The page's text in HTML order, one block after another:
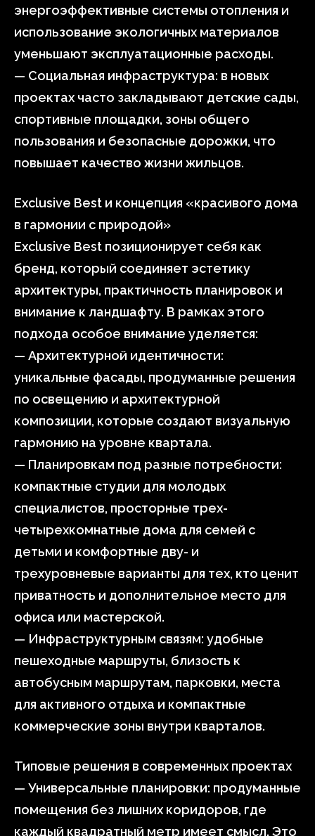
энергоэффективные системы отопления и
использование экологичных материалов
уменьшают эксплуатационные расходы.
— Социальная инфраструктура: в новых
проектах часто закладывают детские сады,
спортивные площадки, зоны общего
пользования и безопасные дорожки, что
повышает качество жизни жильцов.
Exclusive Best и концепция «красивого дома
в гармонии с природой»
Exclusive Best позиционирует себя как
бренд, который соединяет эстетику
архитектуры, практичность планировок и
внимание к ландшафту. В рамках этого
подхода особое внимание уделяется:
— Архитектурной идентичности:
уникальные фасады, продуманные решения
по освещению и архитектурной
композиции, которые создают визуальную
гармонию на уровне квартала.
— Планировкам под разные потребности:
компактные студии для молодых
специалистов, просторные трех-
четырехкомнатные дома для семей с
детьми и комфортные дву- и
трехуровневые варианты для тех, кто ценит
приватность и дополнительное место для
офиса или мастерской.
— Инфраструктурным связям: удобные
пешеходные маршруты, близость к
автобусным маршрутам, парковки, места
для активного отдыха и компактные
коммерческие зоны внутри кварталов.
Типовые решения в современных проектах
— Универсальные планировки: продуманные
помещения без лишних коридоров, где
каждый квадратный метр имеет смысл. Это